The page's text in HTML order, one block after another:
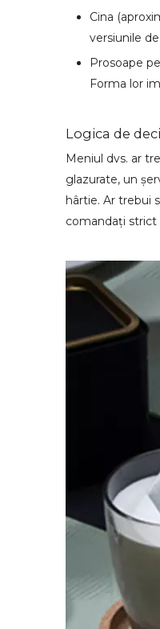
Cina
versiunile
Prosoape
Forma lor
Logica de
Meniul dvs. ar
glazurate, un
hârtie. Ar trebui
comandați strict